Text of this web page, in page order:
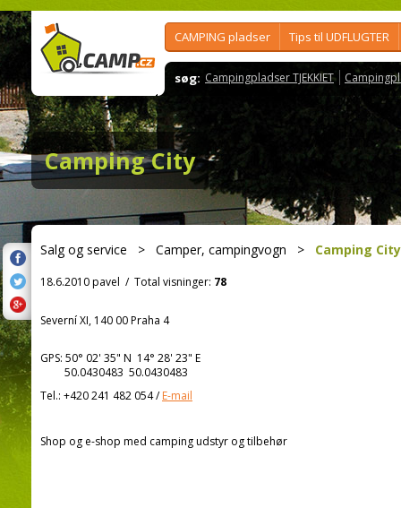
CAMPING pladser Tips til UDFLUGTER
søg: Campingpladser TJEKKIET
Camping City
Salg og service > Camper, campingvogn > Camping City
18.6.2010 pavel / Total visninger: 78
Severní XI, 140 00 Praha 4
GPS: 50° 02' 35" N 14° 28' 23" E
50.0430483 50.0430483
Tel.: +420 241 482 054/E-mail
Shop og e-shop med camping udstyr og tilbehør